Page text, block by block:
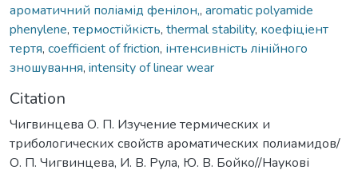
ароматичний поліамід фенілон,, аromatic polyamide
phenylene, термостійкість, thermal stability, коефіціент
тертя, coefficient of friction, інтенсивність лінійного
зношування, intensity of linear wear
Citation
Чигвинцева О. П. Изучение термических и
трибологических свойств ароматических полиамидов/
О. П. Чигвинцева, И. В. Рула, Ю. В. Бойко//Наукові